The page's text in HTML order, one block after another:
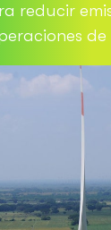
reducir